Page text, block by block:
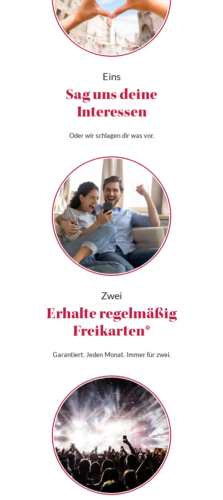
Eins
Sag uns deine
Interessen
Oder wir schlagen dir was vor.
Zwei
Erhalte regelmäßig
Freikarten*
Garantiert. Jeden Monat. Immer für zwei.